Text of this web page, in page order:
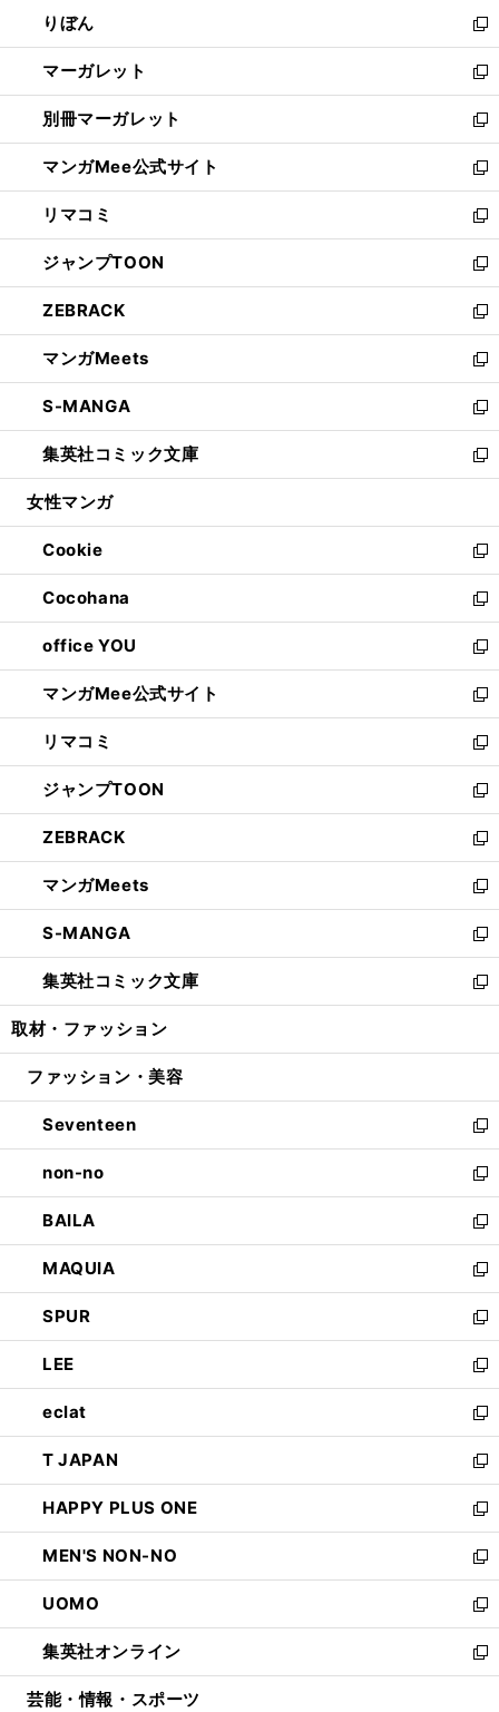
く
で
開
く
ド
ウ
で
開
く
ィ
ン
ド
ウ
で
開
く
りぼん
新
し
い
ウ
ィ
ン
ド
ウ
で
開
く
マーガレット
新
し
い
ウ
ィ
ン
ド
ウ
で
開
く
別冊マーガレット
新
し
い
ウ
ィ
ン
ド
ウ
で
開
く
マンガMee公式サイト
新
し
い
ウ
ィ
ン
ド
ウ
で
開
く
リマコミ
新
し
い
ウ
ィ
ン
ド
ウ
で
開
く
ジャンプTOON
新
し
い
ウ
ィ
ン
ド
ウ
で
開
ZEBRACK
新
し
い
ウ
ィ
ン
ド
ウ
開
く
マンガMeets
新
し
い
ウ
ィ
ン
ウ
で
開
く
S-MANGA
新
し
い
ウ
ン
ド
ウ
で
開
く
集英社コミック文庫
新
し
ウ
ィ
ン
ド
ウ
で
開
く
女性マンガ
Cookie
新
し
い
ウ
ィ
ン
ド
ウ
で
開
く
Cocohana
新
し
い
ウ
ィ
ン
ド
ウ
で
開
く
office YOU
新
し
い
ウ
ィ
ン
ド
ウ
で
開
く
マンガMee公式サイト
新
し
い
ウ
ィ
ン
ド
ウ
で
開
く
リマコミ
新
し
い
ウ
ィ
ン
ド
ウ
で
開
く
ジャンプTOON
新
し
い
ウ
ィ
ン
ド
ウ
で
開
ZEBRACK
新
し
い
ウ
ィ
ン
ド
ウ
開
マンガMeets
新
し
い
ウ
ィ
ン
ウ
開
く
S-MANGA
新
し
い
ウ
ン
ウ
で
開
く
集英社コミック文庫
新
し
ウ
ン
ド
ウ
で
開
く
取材・ファッション
ファッション・美容
Seventeen
新
し
い
ウ
ィ
ン
ド
ウ
で
開
く
non-no
新
し
い
ウ
ィ
ン
ド
ウ
で
開
く
BAILA
新
し
い
ウ
ィ
ン
ド
ウ
で
開
く
MAQUIA
新
し
い
ウ
ィ
ン
ド
ウ
で
開
く
SPUR
新
し
い
ウ
ィ
ン
ド
ウ
で
開
く
LEE
新
し
い
ウ
ィ
ン
ド
ウ
で
開
く
eclat
新
し
い
ウ
ィ
ン
ド
ウ
で
開
く
T JAPAN
新
し
い
ウ
ィ
ン
ド
ウ
で
開
HAPPY PLUS ONE
新
し
い
ウ
ィ
ン
ド
ウ
MEN'S NON-NO
新
し
い
ウ
ィ
ン
UOMO
新
し
い
ウ
集英社オンライン
新
し
芸能・情報・スポーツ